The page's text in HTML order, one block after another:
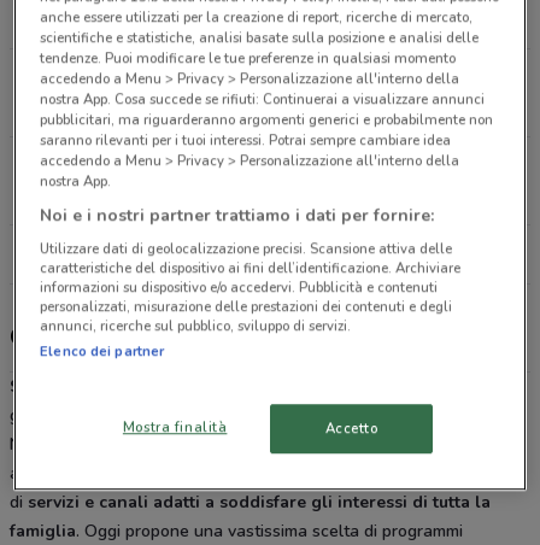
14.1 km
APERTO
Via Ortigara, 20 Legnano
15.1 km
APERTO
Via Benedetto Croce, 11 Cesano Boscone
16.4 km
Tutti i negozi Sky
Offerte e pacchetti Sky
Sky
gruppo Sky plc, leader indiscusso dell’intrattenimento in Europa.
Nata nel 2003 dalla fusione di Stream e Telepiù, inizia fin da subito
ad affermarsi nel settore televisivo italiano grazie alla moltitudine
di servizi e canali adatti a soddisfare gli interessi di tutta la
famiglia. Oggi propone una vastissima scelta di programmi
anche essere utilizzati per la creazione di report, ricerche di mercato,
scientifiche e statistiche, analisi basate sulla posizione e analisi delle
tendenze. Puoi modificare le tue preferenze in qualsiasi momento
accedendo a Menu > Privacy > Personalizzazione all'interno della
nostra App. Cosa succede se rifiuti: Continuerai a visualizzare annunci
pubblicitari, ma riguarderanno argomenti generici e probabilmente non
saranno rilevanti per i tuoi interessi. Potrai sempre cambiare idea
accedendo a Menu > Privacy > Personalizzazione all'interno della
nostra App.
Noi e i nostri partner trattiamo i dati per fornire:
Utilizzare dati di geolocalizzazione precisi. Scansione attiva delle
caratteristiche del dispositivo ai fini dell’identificazione. Archiviare
informazioni su dispositivo e/o accedervi. Pubblicità e contenuti
personalizzati, misurazione delle prestazioni dei contenuti e degli
annunci, ricerche sul pubblico, sviluppo di servizi.
Elenco dei partner
Mostra finalità Accetto